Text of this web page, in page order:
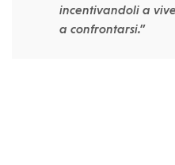
incentivandoli a
a confrontarsi.”